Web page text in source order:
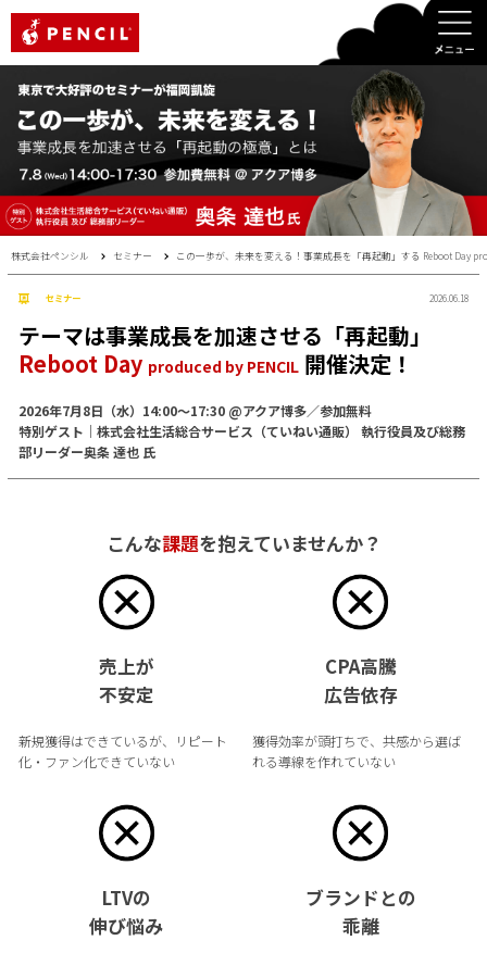
株式会社ペンシル セミナー この一歩が、未来を変える！事業成長を「再起動」する Reboot Day
セミナー 2026.06.18
テーマは事業成長を加速させる「再起動」
Reboot Day produced by PENCIL開催決定！
2026年7月8日（水）14:00～17:30 @アクア博多／参加無料
特別ゲスト｜株式会社生活総合サービス（ていねい通販） 執行役員及び総務
部リーダー奥条 達也 氏
こんな課題を抱えていませんか？
売上が
不安定
新規獲得はできているが、リピート
化・ファン化できていない
CPA高騰
広告依存
獲得効率が頭打ちで、共感から選ば
れる導線を作れていない
LTVの
伸び悩み
ブランドとの
乖離